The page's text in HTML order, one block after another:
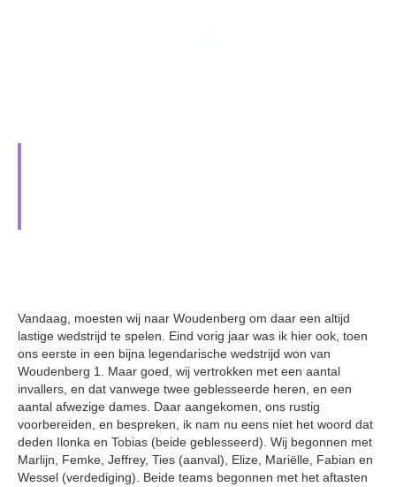
Vandaag, moesten wij naar Woudenberg om daar een altijd
lastige wedstrijd te spelen. Eind vorig jaar was ik hier ook, toen
ons eerste in een bijna legendarische wedstrijd won van
Woudenberg 1. Maar goed, wij vertrokken met een aantal
invallers, en dat vanwege twee geblesseerde heren, en een
aantal afwezige dames. Daar aangekomen, ons rustig
voorbereiden, en bespreken, ik nam nu eens niet het woord dat
deden Ilonka en Tobias (beide geblesseerd). Wij begonnen met
Marlijn, Femke, Jeffrey, Ties (aanval), Elize, Mariëlle, Fabian en
Wessel (verdediging). Beide teams begonnen met het aftasten